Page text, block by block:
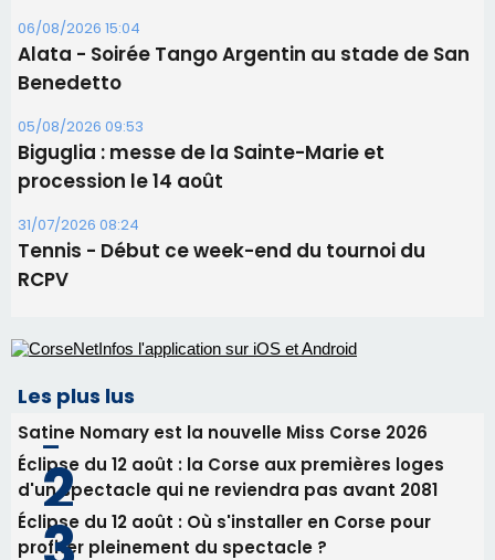
06/08/2026 15:04
Alata - Soirée Tango Argentin au stade de San
Benedetto
05/08/2026 09:53
Biguglia : messe de la Sainte-Marie et
procession le 14 août
31/07/2026 08:24
Tennis - Début ce week-end du tournoi du
RCPV
Les plus lus
Satine Nomary est la nouvelle Miss Corse 2026
Éclipse du 12 août : la Corse aux premières loges
d'un spectacle qui ne reviendra pas avant 2081
Éclipse du 12 août : Où s'installer en Corse pour
profiter pleinement du spectacle ?